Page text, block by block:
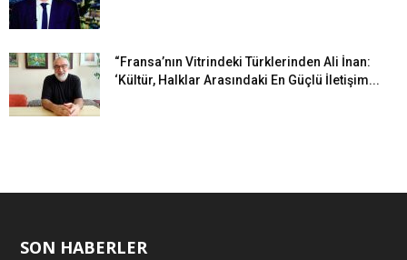
“Fransa’nın Vitrindeki Türklerinden Ali İnan:
‘Kültür, Halklar Arasındaki En Güçlü İletişim...
SON HABERLER